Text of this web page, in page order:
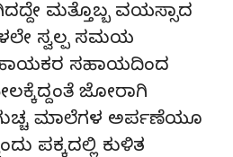
ಮತ್ತೊಬ್ಬ ವಯಸ್ಸಾದ
ಸ್ವಲ್ಪ ಸಮಯ
ಸಹಾಯದಿಂದ
ಜೋರಾಗಿ
ಮಾಲೆಗಳ ಅರ್ಪಣೆಯೂ
ಪಕ್ಕದಲ್ಲಿ ಕುಳಿತ